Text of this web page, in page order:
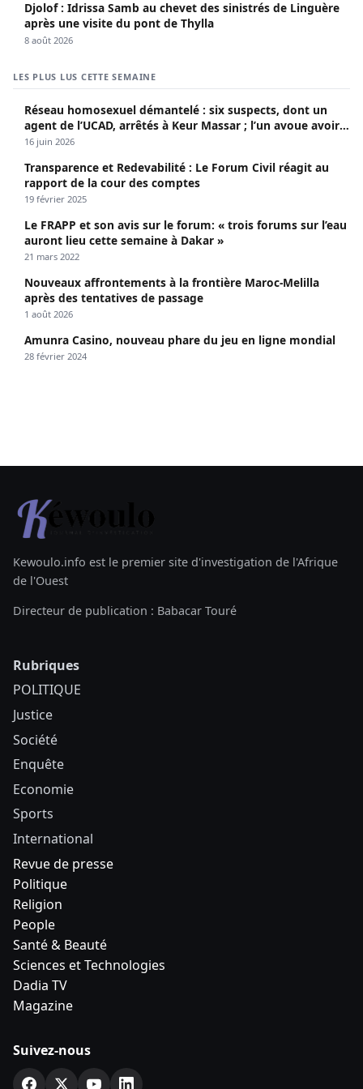
Djolof : Idrissa Samb au chevet des sinistrés de Linguère
après une visite du pont de Thylla
8 août 2026
LES PLUS LUS CETTE SEMAINE
Réseau homosexuel démantelé : six suspects, dont un
agent de l’UCAD, arrêtés à Keur Massar ; l’un avoue avoir
propagé le VIH depuis 2018
16 juin 2026
Transparence et Redevabilité : Le Forum Civil réagit au
rapport de la cour des comptes
19 février 2025
Le FRAPP et son avis sur le forum: « trois forums sur l’eau
auront lieu cette semaine à Dakar »
21 mars 2022
Nouveaux affrontements à la frontière Maroc-Melilla
après des tentatives de passage
1 août 2026
Amunra Casino, nouveau phare du jeu en ligne mondial
28 février 2024
Kewoulo.info est le premier site d'investigation de l'Afrique
de l'Ouest
Directeur de publication : Babacar Touré
Rubriques
POLITIQUE
Justice
Société
Enquête
Economie
Sports
International
Revue de presse
Politique
Religion
People
Santé & Beauté
Sciences et Technologies
Dadia TV
Magazine
Suivez-nous